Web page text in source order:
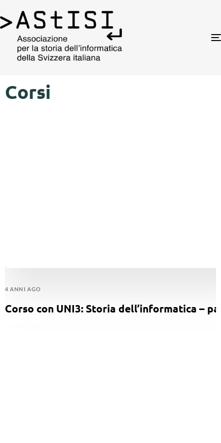
Corsi
4 ANNI AGO
Corso con UNI3: Storia dell’informatica –